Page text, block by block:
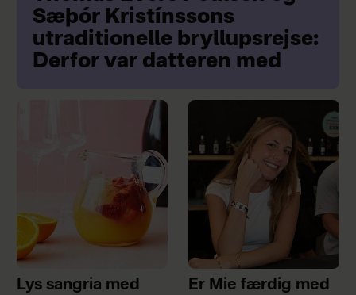
Sæþór Kristínssons
utraditionelle bryllupsrejse:
Derfor var datteren med
Lys sangria med
Er Mie færdig med